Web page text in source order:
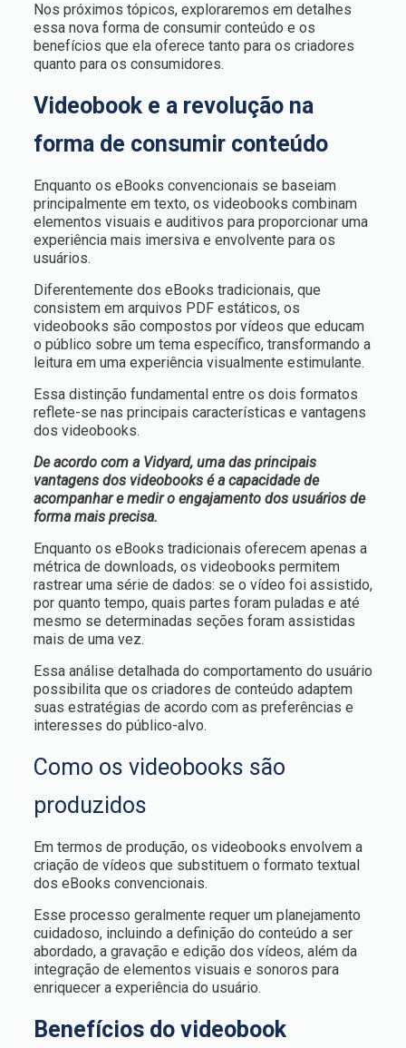
Nos próximos tópicos, exploraremos em detalhes
essa nova forma de consumir conteúdo e os
benefícios que ela oferece tanto para os criadores
quanto para os consumidores.
Videobook e a revolução na
forma de consumir conteúdo
Enquanto os eBooks convencionais se baseiam
principalmente em texto, os videobooks combinam
elementos visuais e auditivos para proporcionar uma
experiência mais imersiva e envolvente para os
usuários.
Diferentemente dos eBooks tradicionais, que
consistem em arquivos PDF estáticos, os
videobooks são compostos por vídeos que educam
o público sobre um tema específico, transformando a
leitura em uma experiência visualmente estimulante.
Essa distinção fundamental entre os dois formatos
reflete-se nas principais características e vantagens
dos videobooks.
De acordo com a Vidyard, uma das principais
vantagens dos videobooks é a capacidade de
acompanhar e medir o engajamento dos usuários de
forma mais precisa.
Enquanto os eBooks tradicionais oferecem apenas a
métrica de downloads, os videobooks permitem
rastrear uma série de dados: se o vídeo foi assistido,
por quanto tempo, quais partes foram puladas e até
mesmo se determinadas seções foram assistidas
mais de uma vez.
Essa análise detalhada do comportamento do usuário
possibilita que os criadores de conteúdo adaptem
suas estratégias de acordo com as preferências e
interesses do público-alvo.
Como os videobooks são
produzidos
Em termos de produção, os videobooks envolvem a
criação de vídeos que substituem o formato textual
dos eBooks convencionais.
Esse processo geralmente requer um planejamento
cuidadoso, incluindo a definição do conteúdo a ser
abordado, a gravação e edição dos vídeos, além da
integração de elementos visuais e sonoros para
enriquecer a experiência do usuário.
Benefícios do videobook